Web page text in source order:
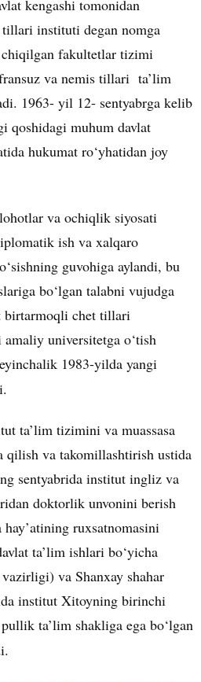
kengashi tomonidan
instituti degan nomga
fakultetlar tizimi
va nemis tillari ta’lim
1963- yil 12- sentyabrga kelib
qoshidagi muhum davlat
hukumat ro‘yhatidan joy
va ochiqlik siyosati
ish va xalqaro
guvohiga aylandi, bu
bo‘lgan talabni vujudga
chet tillari
universitetga o‘tish
1983-yilda yangi
ta’lim tizimini va muassasa
qilish va takomillashtirish ustida
sentyabrida institut ingliz va
doktorlik unvonini berish
ruxsatnomasini
ta’lim ishlari bo‘yicha
va Shanxay shahar
institut Xitoyning birinchi
ta’lim shakliga ega bo‘lgan